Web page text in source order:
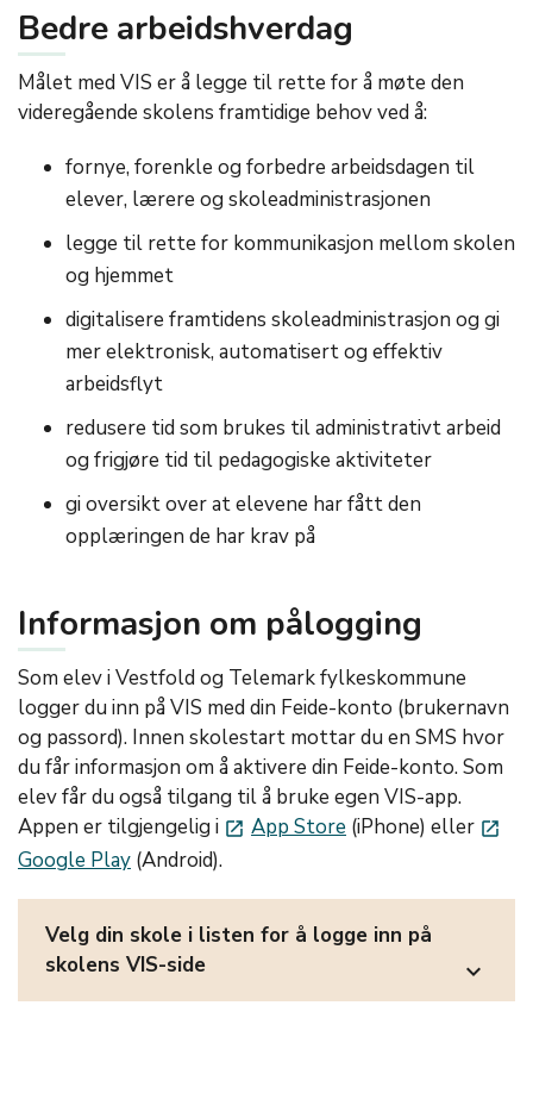
Bedre arbeidshverdag
Målet med VIS er å legge til rette for å møte den
videregående skolens framtidige behov ved å:
fornye, forenkle og forbedre arbeidsdagen til
elever, lærere og skoleadministrasjonen
legge til rette for kommunikasjon mellom skolen
og hjemmet
digitalisere framtidens skoleadministrasjon og gi
mer elektronisk, automatisert og effektiv
arbeidsflyt
redusere tid som brukes til administrativt arbeid
og frigjøre tid til pedagogiske aktiviteter
gi oversikt over at elevene har fått den
opplæringen de har krav på
Informasjon om pålogging
Som elev i Vestfold og Telemark fylkeskommune
logger du inn på VIS med din Feide-konto (brukernavn
og passord). Innen skolestart mottar du en SMS hvor
du får informasjon om å aktivere din Feide-konto. Som
elev får du også tilgang til å bruke egen VIS-app.
Appen er tilgjengelig i launch App Store (iPhone) eller launch
Google Play (Android).
Velg din skole i listen for å logge inn på
skolens VIS-side
expand_more